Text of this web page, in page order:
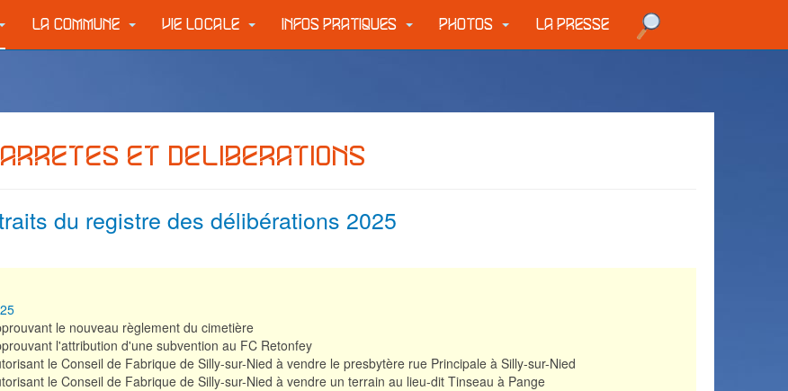
LA COMMUNE VIE LOCALE INFOS PRATIQUES PHOTOS LA PRESSE
ARRETES ET DELIBERATIONS
du registre des délibérations 2025
le nouveau règlement du cimetière
l'attribution d'une subvention au FC Retonfey
le Conseil de Fabrique de Silly-sur-Nied à vendre le presbytère rue Principale à Silly-sur-Nied
le Conseil de Fabrique de Silly-sur-Nied à vendre un terrain au lieu-dit Tinseau à Pange